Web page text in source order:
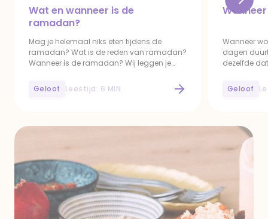
Wat en wanneer is de
ramadan?
Mag je helemaal niks eten tijdens de
ramadan? Wat is de reden van ramadan?
Wanneer is de ramadan? Wij leggen je
inhoudt.
Geloof Leestijd: 6 MIN
Wanneer
dagen
dezelfde
Geloof